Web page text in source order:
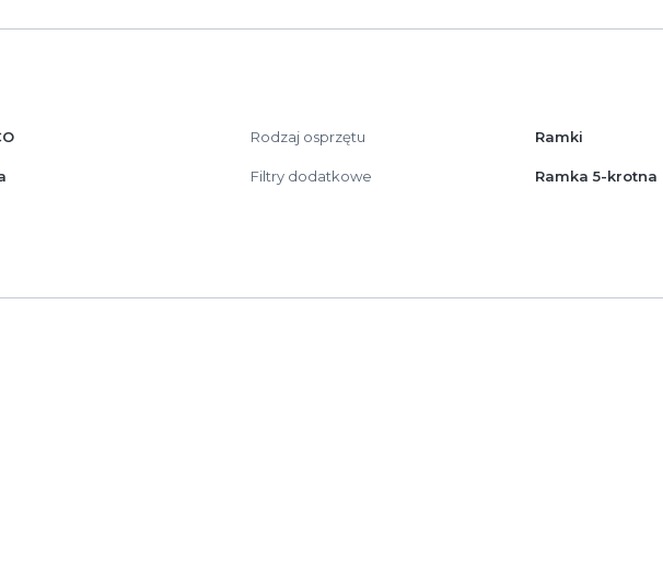
Rodzaj osprzętu Ramki
Filtry dodatkowe Ramka 5-krotna